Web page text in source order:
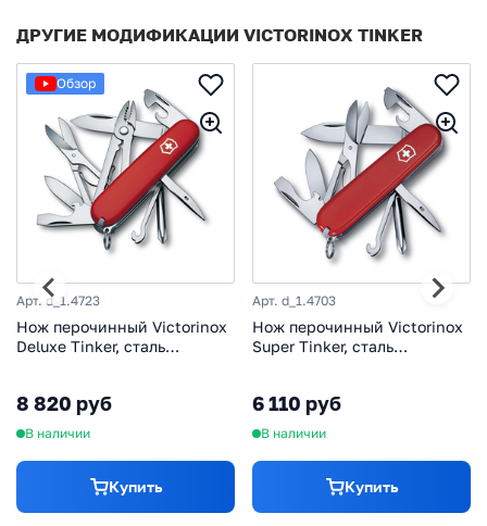
ДРУГИЕ МОДИФИКАЦИИ VICTORINOX TINKER
Обзор
Арт. d_1.4723
Нож перочинный Victorinox
Deluxe Tinker, сталь
8 820 руб
В наличии
Купить
Арт. d_1.4703
Нож перочинный Victorinox
Super Tinker, сталь
6 110 руб
В наличии
Купить